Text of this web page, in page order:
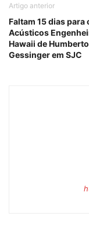
Artigo anterior
Faltam 15 dias para
Acústicos
Hawaii de Humberto
Gessinger em SJC